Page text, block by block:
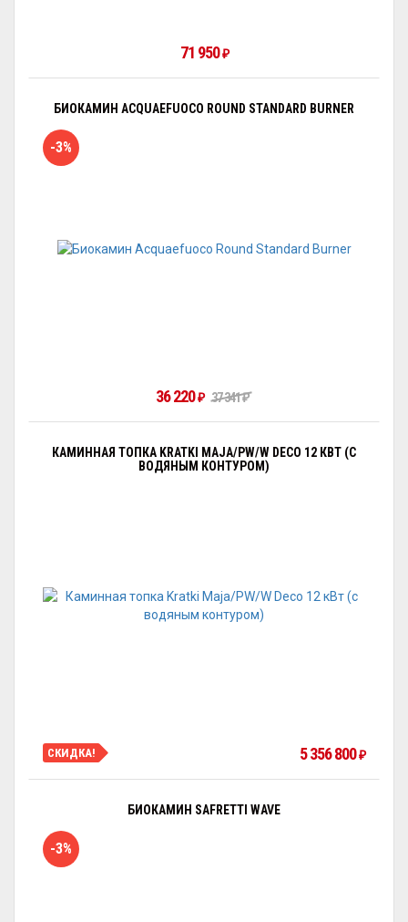
71 950₽
БИОКАМИН ACQUAEFUOCO ROUND STANDARD BURNER
-3%
36 220₽ 37 341₽
КАМИННАЯ ТОПКА KRATKI MAJA/PW/W DECO 12 КВТ (С
ВОДЯНЫМ КОНТУРОМ)
СКИДКА! 5 356 800₽
БИОКАМИН SAFRETTI WAVE
-3%